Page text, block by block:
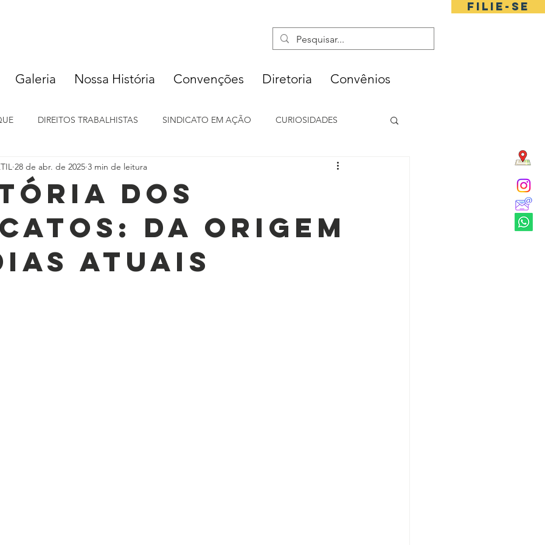
FILIE-SE
Galeria Nossa História Convenções Diretoria Convênios
DIREITOS TRABALHISTAS SINDICATO EM AÇÃO CURIOSIDADES
dos
Da Origem
Atuais
28 de abr. de 2025 3 min de leitura
5 estrelas.